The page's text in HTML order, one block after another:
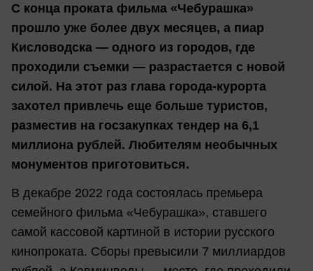
С конца проката фильма «Чебурашка»
прошло уже более двух месяцев, а пиар
Кисловодска — одного из городов, где
проходили съемки — разрастается с новой
силой. На этот раз глава города-курорта
захотел привлечь еще больше туристов,
разместив на госзакупках тендер на 6,1
миллиона рублей. Любителям необычных
монументов приготовиться.
В декабре 2022 года состоялась премьера
семейного фильма «Чебурашка», ставшего
самой кассовой картиной в истории русского
кинопроката. Сборы превысили 7 миллиардов